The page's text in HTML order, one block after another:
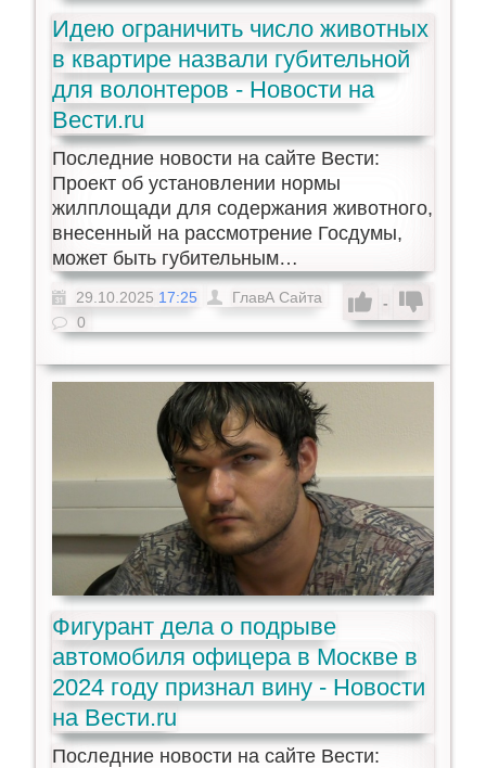
Идею ограничить число животных
в квартире назвали губительной
для волонтеров - Новости на
Вести.ru
Последние новости на сайте Вести:
Проект об установлении нормы
жилплощади для содержания животного,
внесенный на рассмотрение Госдумы,
может быть губительным…
-
29.10.2025 17:25
ГлавА Сайта
0
Фигурант дела о подрыве
автомобиля офицера в Москве в
2024 году признал вину - Новости
на Вести.ru
Последние новости на сайте Вести: